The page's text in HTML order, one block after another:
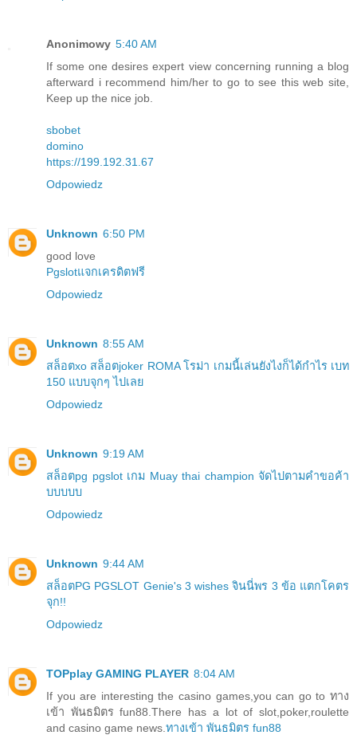
Anonimowy 5:40 AM
If some one desires expert view concerning running a blog
afterward i recommend him/her to go to see this web site,
Keep up the nice job.
sbobet
domino
https://199.192.31.67
Odpowiedz
Unknown 6:50 PM
good love
Pgslotแจกเครดิตฟรี
Odpowiedz
Unknown 8:55 AM
สล็อตxo สล็อตjoker ROMA โรม่า เกมนี้เล่นยังไงก็ได้กำไร เบท
150 แบบจุกๆ ไปเลย
Odpowiedz
Unknown 9:19 AM
สล็อตpg pgslot เกม Muay thai champion จัดไปตามคำขอค้า
บบบบบ
Odpowiedz
Unknown 9:44 AM
สล็อตPG PGSLOT Genie's 3 wishes จินนี่พร 3 ข้อ แตกโคตร
จุก!!
Odpowiedz
TOPplay GAMING PLAYER 8:04 AM
If you are interesting the casino games,you can go to ทาง
เข้า พันธมิตร fun88.There has a lot of slot,poker,roulette
and casino game news. ทางเข้า พันธมิตร fun88